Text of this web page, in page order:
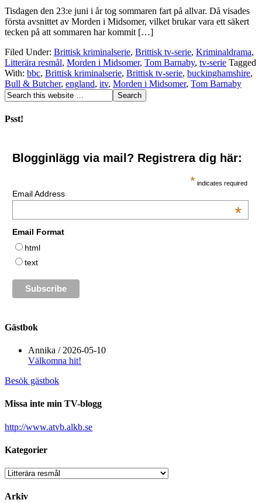
Tisdagen den 23:e juni i år tog sommaren fart på allvar. Då visades
första avsnittet av Morden i Midsomer, vilket brukar vara ett säkert
tecken på att sommaren har kommit […]
Filed Under: Brittisk kriminalserie, Brittisk tv-serie, Kriminaldrama,
Litterära resmål, Morden i Midsomer, Tom Barnaby, tv-serie Tagged
With: bbc, Brittisk kriminalserie, Brittisk tv-serie, buckinghamshire,
Bull & Butcher, england, itv, Morden i Midsomer, Tom Barnaby
Psst!
Blogginlägg via mail? Registrera dig här:
* indicates required
Email Address
*
Email Format
html
text
Gästbok
Annika / 2026-05-10
Välkomna hit!
Besök gästbok
Missa inte min TV-blogg
http://www.atvb.alkb.se
Kategorier
Kategorier
Arkiv